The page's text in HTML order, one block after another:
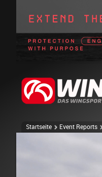
Startseite Event Reports